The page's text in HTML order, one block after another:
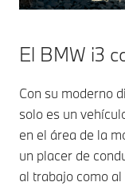
El BMW i3
Con su moderno
solo es un
en el área de la
un placer de
al trabajo como